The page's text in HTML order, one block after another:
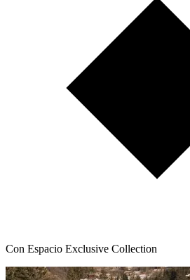
Con Espacio Exclusive Collection